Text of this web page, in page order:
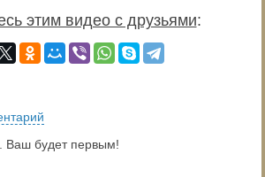
этим видео с друзьями:
Ваш будет первым!